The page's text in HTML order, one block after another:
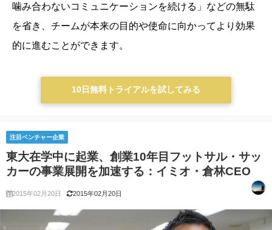
噛み合わないコミュニケーションを続ける」などの無駄
を省き、チームが本来の目的や使命に向かってより効果
的に進むことができます。
10日無料トライアルを試してみる
注目ベンチャー企業
東大在学中に起業、創業10年目フットサル・サッ
カーの事業展開を加速する：イミオ・倉林CEO
2015年02月20日 2015年02月20日